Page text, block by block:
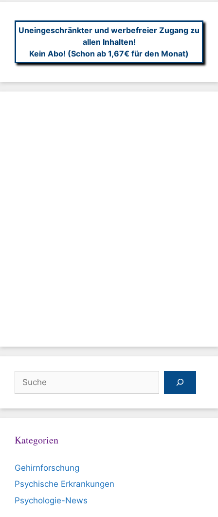
Uneingeschränkter und werbefreier Zugang zu
allen Inhalten!
Kein Abo! (Schon ab 1,67€ für den Monat)
Kategorien
Gehirnforschung
Psychische Erkrankungen
Psychologie-News